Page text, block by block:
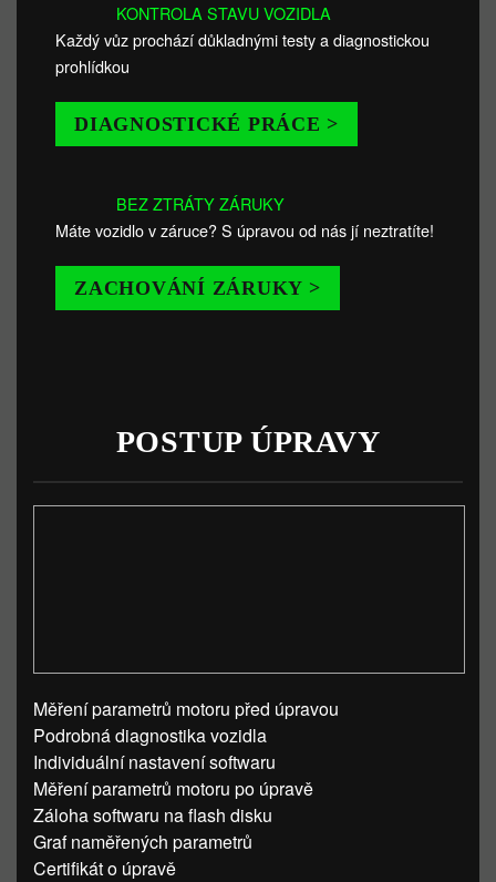
KONTROLA STAVU VOZIDLA
Každý vůz prochází důkladnými testy a diagnostickou
prohlídkou
DIAGNOSTICKÉ PRÁCE >
BEZ ZTRÁTY ZÁRUKY
Máte vozidlo v záruce? S úpravou od nás jí neztratíte!
ZACHOVÁNÍ ZÁRUKY >
POSTUP ÚPRAVY
Měření parametrů motoru před úpravou
Podrobná diagnostika vozidla
Individuální nastavení softwaru
Měření parametrů motoru po úpravě
Záloha softwaru na flash disku
Graf naměřených parametrů
Certifikát o úpravě